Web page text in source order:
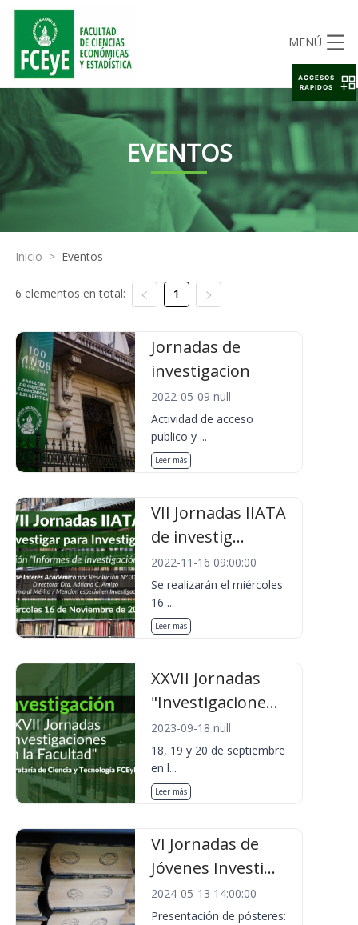
MENÚ
EVENTOS
Inicio > Eventos
6 elementos en total: 1
Jornadas de
investigacion
2022-05-09 null
Actividad de acceso
publico y ...
Leer más
VII Jornadas IIATA
de investig...
2022-11-16 09:00:00
Se realizarán el miércoles
16 ...
Leer más
XXVII Jornadas
"Investigacione...
2023-09-18 null
18, 19 y 20 de septiembre
en l...
Leer más
VI Jornadas de
Jóvenes Investi...
2024-05-13 14:00:00
Presentación de pósteres:
ACCESOS
RAPIDOS